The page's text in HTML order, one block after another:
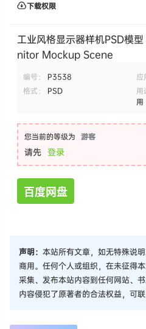
下载权限
工业风格显示器样机PSD模
nitor Mockup Scene
编号： P3538 应
格式：
PSD 用
用
您当前的等级为 游客
请先 登录
百度网盘
声明： 本站所有文章，如无特殊说
商用。任何个人或组织，在未征得
采集、发布本站内容到任何网站、
内容侵犯了原著者的合法权益，可联